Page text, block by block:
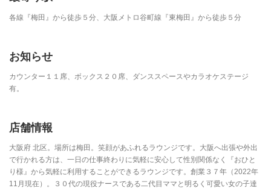
各線『梅田』から徒歩５分、大阪メトロ谷町線『東梅田』から徒歩５分
お知らせ
カウンター１１席、ボックス２０席、ダンススペースやカラオケステージ
有。
店舗情報
大阪府 北区。場所は梅田。笑顔があふれるラウンジです。大阪へ出張や外出
で行かれる方は、一日の仕事終わりに気軽に安心して性別関係なく『おひと
り様』から気軽に利用することができるラウンジです。創業３７年（2022年
11月現在）。３０代の現役ナースである二代目ママと明るく可愛い女の子達